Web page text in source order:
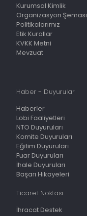
Kurumsal Kimlik
Organizasyon Şeması
Politikalarımız
Etik Kurallar
KVKK Metni
Mevzuat
Haber - Duyurular
Haberler
Lobi Faaliyetleri
NTO Duyuruları
Komite Duyuruları
Eğitim Duyuruları
Fuar Duyuruları
İhale Duyuruları
Başarı Hikayeleri
Ticaret Noktası
İhracat Destek